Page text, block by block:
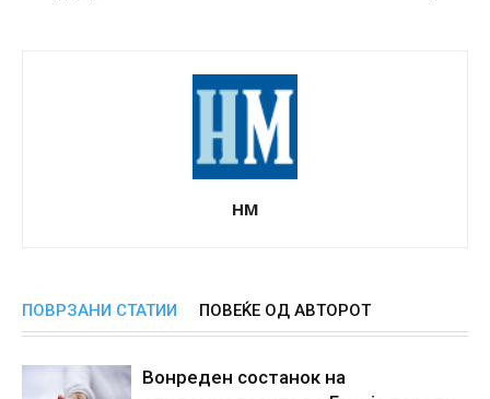
НМ
ПОВРЗАНИ СТАТИИ ПОВЕЌЕ ОД АВТОРОТ
Вонреден состанок на